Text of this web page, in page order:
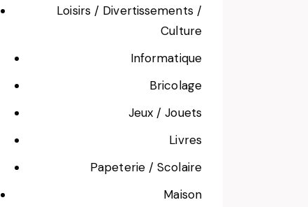
Loisirs / Divertissements /
Culture
Informatique
Bricolage
Jeux / Jouets
Livres
Papeterie / Scolaire
Maison